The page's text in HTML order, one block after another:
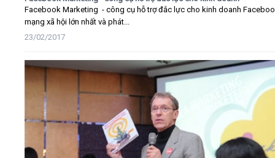
Facebook Marketing - công cụ hỗ trợ đắc lực cho kinh doanh
mạng xã hội lớn nhất và phát...
23/02/2017